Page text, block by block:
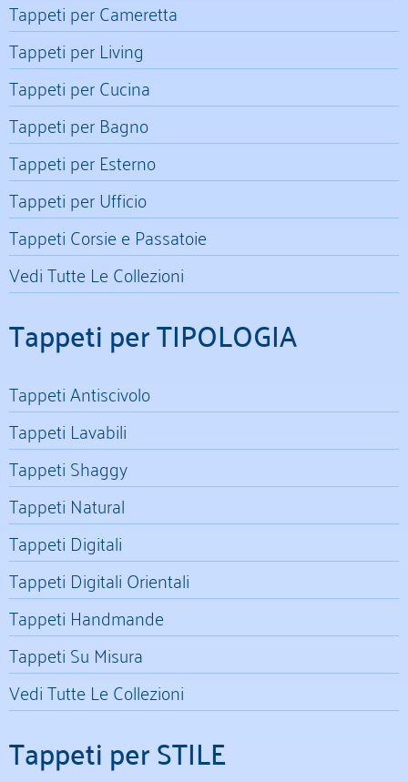
Tappeti per Cameretta
Tappeti per Living
Tappeti per Cucina
Tappeti per Bagno
Tappeti per Esterno
Tappeti per Ufficio
Tappeti Corsie e Passatoie
Vedi Tutte Le Collezioni
Tappeti per TIPOLOGIA
Tappeti Antiscivolo
Tappeti Lavabili
Tappeti Shaggy
Tappeti Natural
Tappeti Digitali
Tappeti Digitali Orientali
Tappeti Handmande
Tappeti Su Misura
Vedi Tutte Le Collezioni
Tappeti per STILE